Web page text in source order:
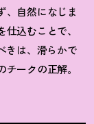
、自然になじま
込むことで、
きは、滑らかで
ークの正解。